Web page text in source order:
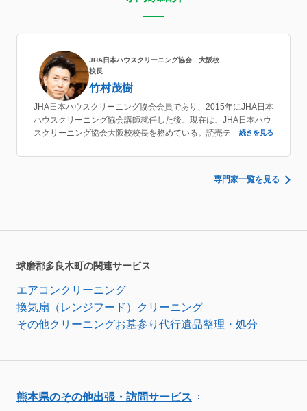
JHA日本ハウスクリーニング協会 大阪校
校長
竹村茂樹
JHA日本ハウスクリーニング協会会員であり、2015年にJHA日本
ハウスクリーニング協会講師就任した後、現在は、JHA日本ハウ
スクリーニング協会大阪校校長を務めている。読売テレビにて大
績もあり、ハウスクリーニングの方法に加え、集客の仕方等につ
続きを見る
専門家一覧を見る
球磨郡多良木町の関連サービス
エアコンクリーニング
換気扇（レンジフード）クリーニング
その他クリーニングお墓参り代行遺品整理・処分
熊本県のその他出張・訪問サービス